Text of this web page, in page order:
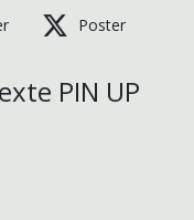
Poster
PIN UP